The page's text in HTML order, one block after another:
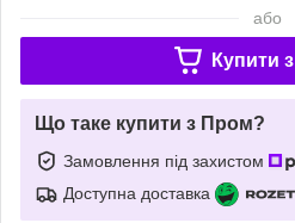
або
Купити з
Що таке купити з Пром?
Замовлення під захистом
Доступна доставка